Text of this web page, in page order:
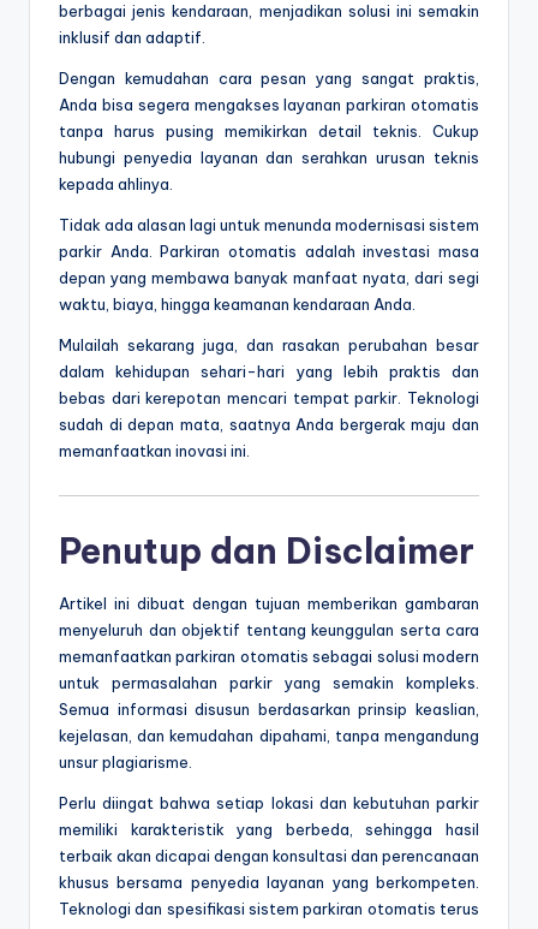
berbagai jenis kendaraan, menjadikan solusi ini semakin
inklusif dan adaptif.
Dengan kemudahan cara pesan yang sangat praktis,
Anda bisa segera mengakses layanan parkiran otomatis
tanpa harus pusing memikirkan detail teknis. Cukup
hubungi penyedia layanan dan serahkan urusan teknis
kepada ahlinya.
Tidak ada alasan lagi untuk menunda modernisasi sistem
parkir Anda. Parkiran otomatis adalah investasi masa
depan yang membawa banyak manfaat nyata, dari segi
waktu, biaya, hingga keamanan kendaraan Anda.
Mulailah sekarang juga, dan rasakan perubahan besar
dalam kehidupan sehari-hari yang lebih praktis dan
bebas dari kerepotan mencari tempat parkir. Teknologi
sudah di depan mata, saatnya Anda bergerak maju dan
memanfaatkan inovasi ini.
Penutup dan Disclaimer
Artikel ini dibuat dengan tujuan memberikan gambaran
menyeluruh dan objektif tentang keunggulan serta cara
memanfaatkan parkiran otomatis sebagai solusi modern
untuk permasalahan parkir yang semakin kompleks.
Semua informasi disusun berdasarkan prinsip keaslian,
kejelasan, dan kemudahan dipahami, tanpa mengandung
unsur plagiarisme.
Perlu diingat bahwa setiap lokasi dan kebutuhan parkir
memiliki karakteristik yang berbeda, sehingga hasil
terbaik akan dicapai dengan konsultasi dan perencanaan
khusus bersama penyedia layanan yang berkompeten.
Teknologi dan spesifikasi sistem parkiran otomatis terus